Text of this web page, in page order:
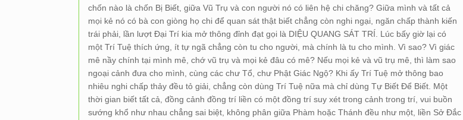
chốn nào là chốn Bị Biết, giữa Vũ Trụ và con người nó có liên hệ chi chăng? Giữa mình và tất cả
mọi kẻ nó có bà con giòng họ chi để quan sát thật biết chẳng còn nghi ngại, ngăn chấp thành kiến
trái phải, lần lượt Đại Trí kia mở thông đỉnh đạt gọi là DIỆU QUANG SÁT TRÍ. Lúc bấy giờ lại có
một Trí Tuệ thích ứng, ít tự ngã chẳng còn tu cho người, mà chính là tu cho mình. Vì sao? Vì giác
mê nầy chính tại mình mê, chớ vũ trụ và mọi kẻ đâu có mê? Nếu mọi kẻ và vũ trụ mê, thì làm sao
ngoại cảnh đưa cho mình, cùng các chư Tổ, chư Phật Giác Ngộ? Khi ấy Trí Tuệ mở thông bao
nhiêu nghi chấp thảy đều tỏ giải, chẳng còn dùng Trí Tuệ nữa mà chỉ dùng Tự Biết Để Biết. Một
thời gian biết tất cả, đồng cảnh đồng trí liền có một đồng trí suy xét trong cảnh trong trí, vui buồn
sướng khổ như nhau chẳng sai biệt, không phân giữa Phàm hoặc Thánh đều như một, liền Sở Đắc